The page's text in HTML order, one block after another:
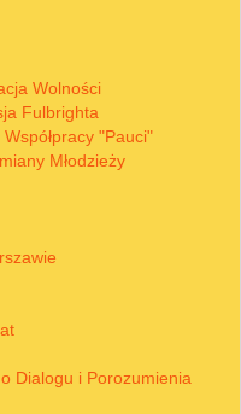
Wolności
Fulbrighta
"Pauci"
Młodzieży
Dialogu i Porozumienia